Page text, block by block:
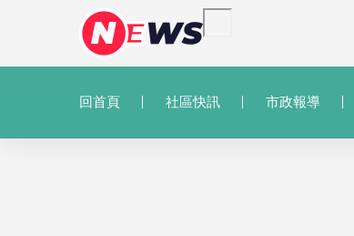
回首頁 社區快訊 市政報導